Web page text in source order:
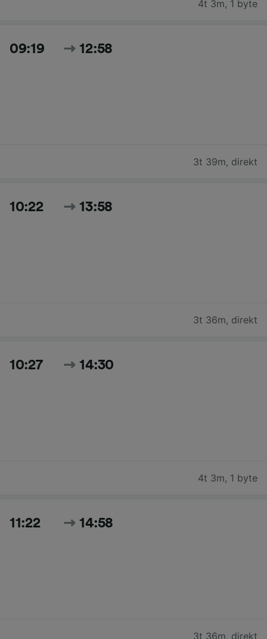
4t 3m, 1 byte
09:19 12:58
3t 39m, direkt
10:22 13:58
3t 36m, direkt
10:27 14:30
4t 3m, 1 byte
11:22 14:58
3t 36m, direkt